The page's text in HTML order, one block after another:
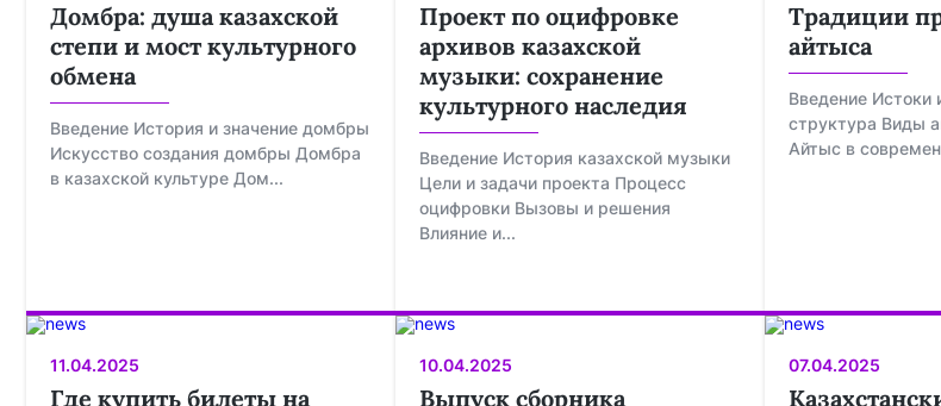
Домбра: душа казахской
степи и мост культурного
обмена
Введение История и значение домбры
Искусство создания домбры Домбра
в казахской культуре Дом...
Проект по оцифровке
архивов казахской
музыки: сохранение
культурного наследия
Введение История казахской музыки
Цели и задачи проекта Процесс
оцифровки Вызовы и решения
Влияние и...
Традиции
айтыса
Введение Истоки
структура Виды
Айтыс в
11.04.2025
Где купить билеты на
10.04.2025
Выпуск сборника
07.04.2025